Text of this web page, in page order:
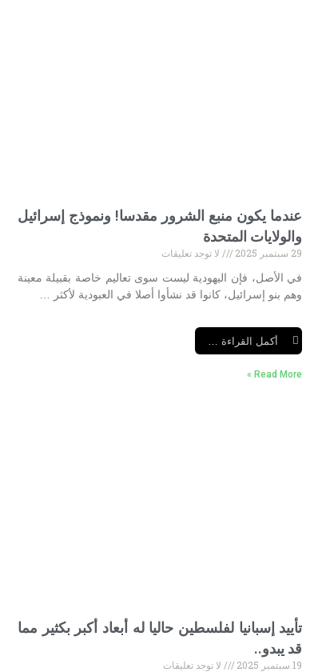
عندما يكون منبع الشرور مقدسا! ونموذج إسرائيل
والولايات المتحدة
29 سبتمبر 2025
لا توجد تعليقات
في الأصل، فإن اليهودية ليست سوى تعاليم خاصة بقبيلة معينة
وهم بنو إسرائيل، كانوا قد نشأوا أصلا في العبودية لأكثر …
أكمل القراءة …
Read More »
تأييد إسبانيا لفلسطين حاليا له أبعاد أكبر بكثير مما
قد يبدو..
19 سبتمبر 2025
لا توجد تعليقات